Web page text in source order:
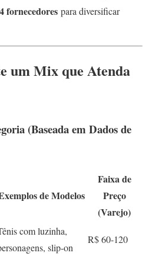
fornecedores para diversificar
um Mix que Atenda
(Baseada em Dados de
de Modelos
Faixa de
Preço
(Varejo)
com luzinha,
slip-on
R$ 60-120